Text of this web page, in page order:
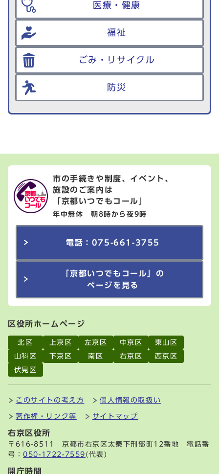
医療・健康
福祉
ごみ・リサイクル
防災
市の手続きや制度、イベント、
施設のご案内は
「京都いつでもコール」
年中無休 朝8時から夜9時
電話：075-661-3755
「京都いつでもコール」の
ページを見る
区役所ホームページ
北区 上京区 左京区 中京区
東山区
山科区
下京区 南区 右京区
西京区
伏見区
このサイトの考え方 個人情報の取扱い
著作権・リンク等 サイトマップ
右京区役所
〒616-8511 京都市右京区太秦下刑部町12番地 電話番
号：050-1722-7559 (代表)
開庁時間